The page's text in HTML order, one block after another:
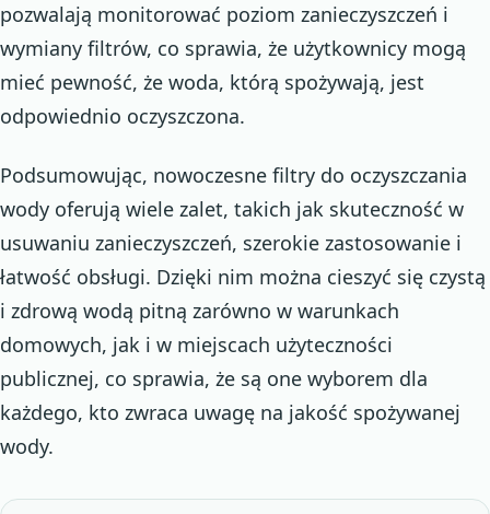
pozwalają monitorować poziom zanieczyszczeń i
wymiany filtrów, co sprawia, że użytkownicy mogą
mieć pewność, że woda, którą spożywają, jest
odpowiednio oczyszczona.
Podsumowując, nowoczesne filtry do oczyszczania
wody oferują wiele zalet, takich jak skuteczność w
usuwaniu zanieczyszczeń, szerokie zastosowanie i
łatwość obsługi. Dzięki nim można cieszyć się czystą
i zdrową wodą pitną zarówno w warunkach
domowych, jak i w miejscach użyteczności
publicznej, co sprawia, że są one wyborem dla
każdego, kto zwraca uwagę na jakość spożywanej
wody.